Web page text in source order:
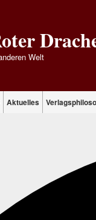
Welt
Aktuelles